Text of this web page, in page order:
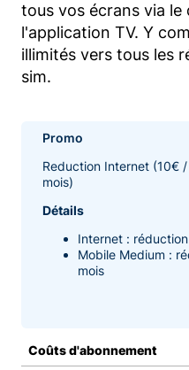
tous vos écrans via le
l'application TV. Y
illimités vers tous les
sim.
Promo
Reduction Internet (10€
mois)
Détails
Internet :
Mobile Medium :
mois
Coûts d'abonnement